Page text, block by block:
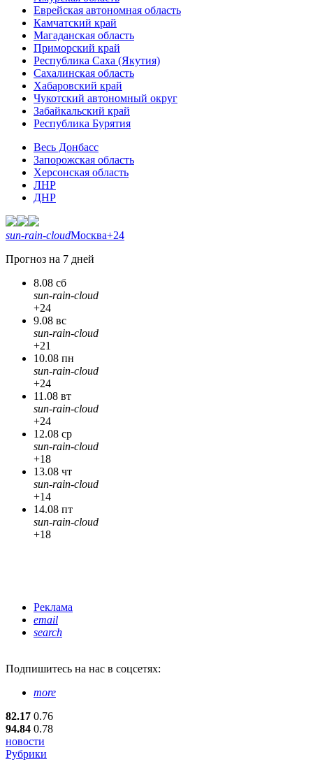
Еврейская автономная область
Камчатский край
Магаданская область
Приморский край
Республика Саха (Якутия)
Сахалинская область
Хабаровский край
Чукотский автономный округ
Забайкальский край
Республика Бурятия
Весь Донбасс
Запорожская область
Херсонская область
ЛНР
ДНР
sun-rain-cloudМосква+24
Прогноз на 7 дней
8.08 сб
sun-rain-cloud
+24
9.08 вс
sun-rain-cloud
+21
10.08 пн
sun-rain-cloud
+24
11.08 вт
sun-rain-cloud
+24
12.08 ср
sun-rain-cloud
+18
13.08 чт
sun-rain-cloud
+14
14.08 пт
sun-rain-cloud
+18
Реклама
email
search
Подпишитесь на нас в соцсетях:
more
82.17 0.76
94.84 0.78
новости
Рубрики